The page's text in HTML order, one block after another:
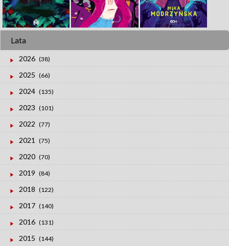
Lata
2026 (38)
2025 (66)
2024 (135)
2023 (101)
2022 (77)
2021 (75)
2020 (70)
2019 (84)
2018 (122)
2017 (140)
2016 (131)
2015 (144)